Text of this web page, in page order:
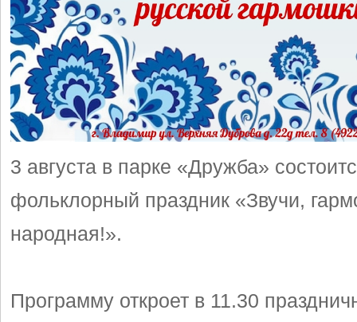
3 августа в парке «Дружба»
фольклорный праздник «Звучи,
народная!».
Программу откроет в 11.30